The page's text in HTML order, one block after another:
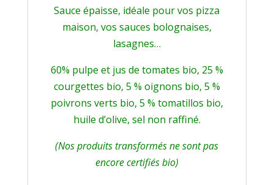
Sauce épaisse, idéale pour vos pizza
maison, vos sauces bolognaises,
lasagnes…
60% pulpe et jus de tomates bio, 25 %
courgettes bio, 5 % oignons bio, 5 %
poivrons verts bio, 5 % tomatillos bio,
huile d’olive, sel non raffiné.
(Nos produits transformés ne sont pas
encore certifiés bio)